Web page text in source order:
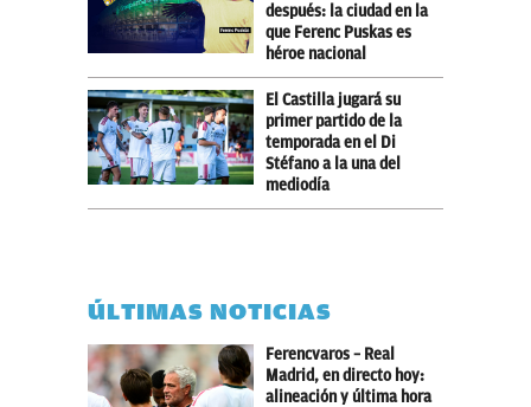
después: la ciudad en la
que Ferenc Puskas es
héroe nacional
El Castilla jugará su
primer partido de la
temporada en el Di
Stéfano a la una del
mediodía
ÚLTIMAS NOTICIAS
Ferencvaros – Real
Madrid, en directo hoy:
alineación y última hora